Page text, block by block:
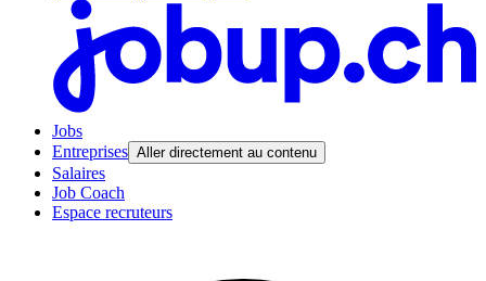
Jobs
Entreprises Aller directement au contenu
Salaires
Job Coach
Espace recruteurs